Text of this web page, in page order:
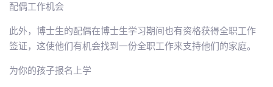
配偶工作机会
此外，博士生的配偶在博士生学习期间也有资格获得全职工作
签证，这使他们有机会找到一份全职工作来支持他们的家庭。
为你的孩子报名上学